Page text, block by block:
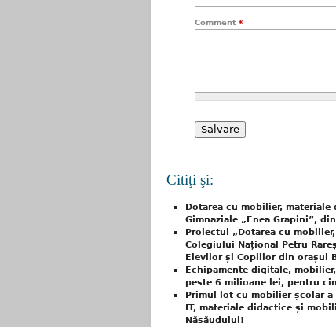
Comment *
Citiţi şi:
Dotarea cu mobilier,
Gimnaziale „Enea Grapini”,
Proiectul „Dotarea cu
Colegiului Național Petru
Elevilor și Copiilor din orașul
Echipamente digitale,
peste 6 milioane lei, pentru
Primul lot cu mobilier școlar
IT, materiale didactice și
Năsăudului!